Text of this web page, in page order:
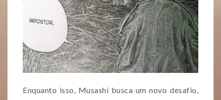
Enquanto isso, Musashi busca um novo desafio,